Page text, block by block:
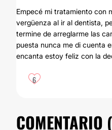
Empecé mi tratamiento con
vergüenza al ir al dentista,
termine de arreglarme las
puesta nunca me di cuenta
encanta estoy feliz con la
6
COMENTARIO (